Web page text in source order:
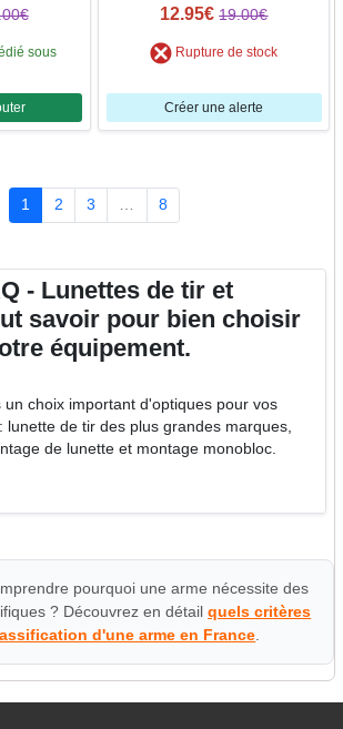
sous
12.95€ 19.00€
Rupture de stock
Créer une alerte
1 2 3 8
- Lunettes de tir et
savoir pour bien choisir
équipement.
un choix important d'optiques pour vos
lunette de tir des plus grandes marques,
de lunette et montage monobloc.
pourquoi une arme nécessite des
? Découvrez en détailquels critères
d'une arme en France